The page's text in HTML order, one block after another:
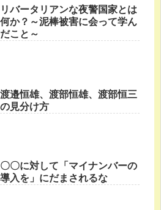
リバータリアンな夜警国家とは
何か？～泥棒被害に会って学ん
だこと～
渡邉恒雄、渡部恒雄、渡部恒三
の見分け方
〇〇に対して「マイナンバーの
導入を」にだまされるな